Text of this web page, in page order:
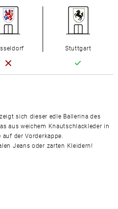
sich dieser edle Ballerina des
aus weichem Knautschlackleder in
der Vorderkappe.
Jeans oder zarten Kleidern!
Stuttgart